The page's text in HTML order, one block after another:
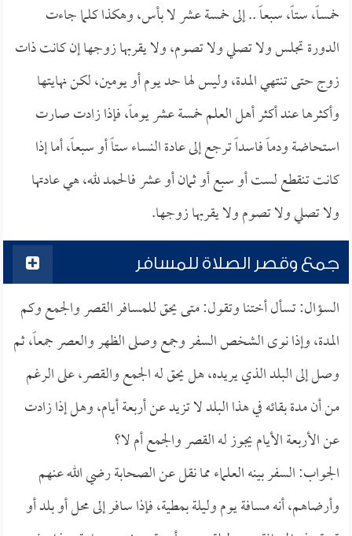
خمساً، ستاً، سبعاً .. إلى خمسة عشر لا بأس، وهكذا كلما جاءت
الدورة تجلس ولا تصلي ولا تصوم، ولا يقربها زوجها إن كانت ذات
زوج حتى تنتهي المدة، وليس لها حد يوم أو يومين، لكن نهايتها
وأكثرها عند أكثر أهل العلم خمسة عشر يوماً، فإذا زادت صارت
استحاضة ودماً فاسداً ترجع إلى عادة النساء ستاً أو سبعاً، أما إذا
كانت تنقطع لست أو سبع أو ثمان أو عشر فالحمد لله، هي عادتها
ولا تصلي ولا تصوم ولا يقربها زوجها.
جمع وقصر الصلاة للمسافر
السؤال: تسأل أختنا وتقول: متى يحق للمسافر القصر والجمع وكم
المدة، وإذا نوى الشخص السفر وجمع وصلى الظهر والعصر جمعاً، ثم
وصل إلى البلد الذي يريده، هل يحق له الجمع والقصر، على الرغم
من أن مدة بقائه في هذا البلد لا تزيد عن أربعة أيام، وهل إذا زادت
عن الأربعة الأيام يجوز له القصر والجمع أم لا؟
الجواب: السفر بينه العلماء مما نقل عن الصحابة رضي الله عنهم
وأرضاهم، أنه مسافة يوم وليلة بمطية، فإذا سافر إلى محل أو بلد أو